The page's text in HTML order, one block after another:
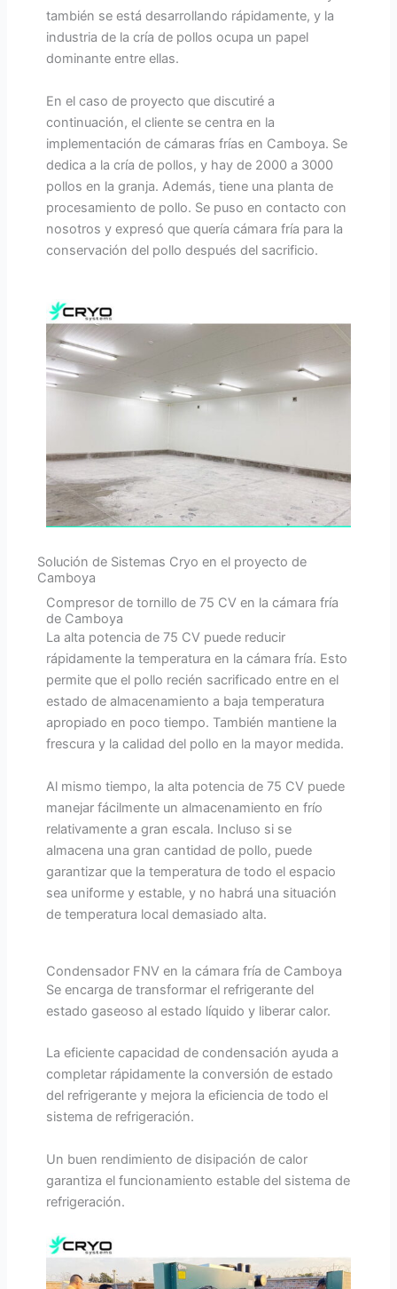
también se está desarrollando rápidamente, y la
industria de la cría de pollos ocupa un papel
dominante entre ellas.
En el caso de proyecto que discutiré a
continuación, el cliente se centra en la
implementación de cámaras frías en Camboya. Se
dedica a la cría de pollos, y hay de 2000 a 3000
pollos en la granja. Además, tiene una planta de
procesamiento de pollo. Se puso en contacto con
nosotros y expresó que quería cámara fría para la
conservación del pollo después del sacrificio.
Solución de Sistemas Cryo en el proyecto de
Camboya
Compresor de tornillo de 75 CV en la cámara fría
de Camboya
La alta potencia de 75 CV puede reducir
rápidamente la temperatura en la cámara fría. Esto
permite que el pollo recién sacrificado entre en el
estado de almacenamiento a baja temperatura
apropiado en poco tiempo. También mantiene la
frescura y la calidad del pollo en la mayor medida.
Al mismo tiempo, la alta potencia de 75 CV puede
manejar fácilmente un almacenamiento en frío
relativamente a gran escala. Incluso si se
almacena una gran cantidad de pollo, puede
garantizar que la temperatura de todo el espacio
sea uniforme y estable, y no habrá una situación
de temperatura local demasiado alta.
Condensador FNV en la cámara fría de Camboya
Se encarga de transformar el refrigerante del
estado gaseoso al estado líquido y liberar calor.
La eficiente capacidad de condensación ayuda a
completar rápidamente la conversión de estado
del refrigerante y mejora la eficiencia de todo el
sistema de refrigeración.
Un buen rendimiento de disipación de calor
garantiza el funcionamiento estable del sistema de
refrigeración.